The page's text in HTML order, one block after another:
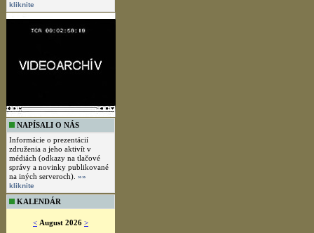
kliknite
NAPÍSALI O NÁS
Informácie o prezentácií
združenia a jeho aktivít v
médiách (odkazy na tlačové
správy a novinky publikované
na iných serveroch). »»
kliknite
KALENDÁR
< August 2026 >